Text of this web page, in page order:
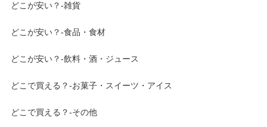
どこが安い？-雑貨
どこが安い？-食品・食材
どこが安い？-飲料・酒・ジュース
どこで買える？-お菓子・スイーツ・アイス
どこで買える？-その他